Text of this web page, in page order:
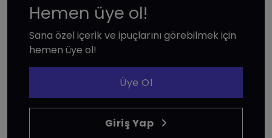
Hemen üye ol!
Sana özel içerik ve ipuçlarını görebilmek için
hemen üye ol!
Üye Ol
Giriş Yap